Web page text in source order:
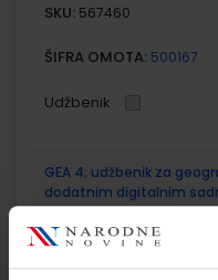
SKU: 567460
ŠIFRA OMOTA: 500167
Udžbenik
GEA 4; udžbenik za
dodatnim digitalnim
Autor(i):Danijel Orešić Igor
Nakladnik: ŠKOLSKA KNJIGA